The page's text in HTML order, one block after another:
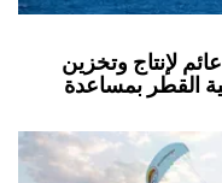
لإنتاج وتخزين
القطر بمساعدة